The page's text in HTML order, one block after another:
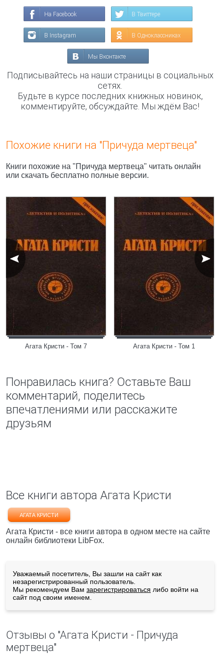
На Facebook В Твиттере
В Instagram В Одноклассниках
Мы Вконтакте
Подписывайтесь на наши страницы в социальных
сетях.
Будьте в курсе последних книжных новинок,
комментируйте, обсуждайте. Мы ждём Вас!
Похожие книги на "Причуда мертвеца"
Книги похожие на "Причуда мертвеца" читать онлайн
или скачать бесплатно полные версии.
Агата Кристи - Том 7 Агата Кристи - Том 1
Понравилась книга? Оставьте Ваш
комментарий, поделитесь
впечатлениями или расскажите
друзьям
Все книги автора Агата Кристи
АГАТА КРИСТИ
Агата Кристи - все книги автора в одном месте на сайте
онлайн библиотеки LibFox.
Уважаемый посетитель, Вы зашли на сайт как
незарегистрированный пользователь.
Мы рекомендуем Вам зарегистрироваться либо войти на
сайт под своим именем.
Отзывы о "Агата Кристи - Причуда
мертвеца"